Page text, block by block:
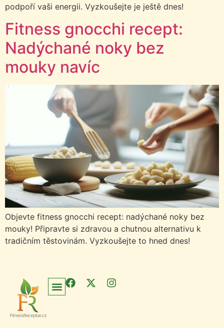
podpoří vaši energii. Vyzkoušejte je ještě dnes!
Fitness gnocchi recept:
Nadýchané noky bez
mouky navíc
Objevte fitness gnocchi recept: nadýchané noky bez
mouky! Připravte si zdravou a chutnou alternativu k
tradičním těstovinám. Vyzkoušejte to hned dnes!